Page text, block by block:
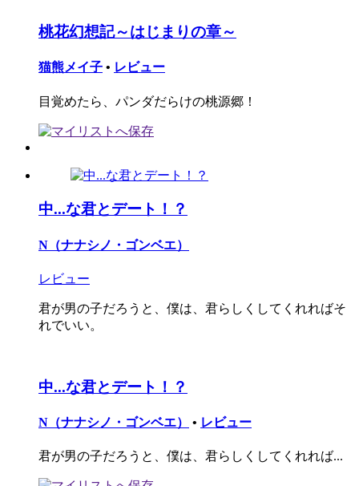
桃花幻想記～はじまりの章～
猫熊メイ子 • レビュー
目覚めたら、パンダだらけの桃源郷！
中...な君とデート！？
N（ナナシノ・ゴンベエ）
レビュー
君が男の子だろうと、僕は、君らしくしてくれればそ
れでいい。
中...な君とデート！？
N（ナナシノ・ゴンベエ） • レビュー
君が男の子だろうと、僕は、君らしくしてくれれば...